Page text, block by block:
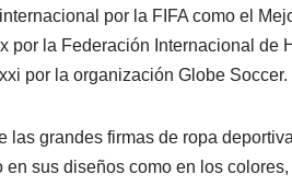
por la FIFA como el
por la Federación Internacional de
por la organización Globe Soccer.
las grandes firmas de ropa
sus diseños como en los